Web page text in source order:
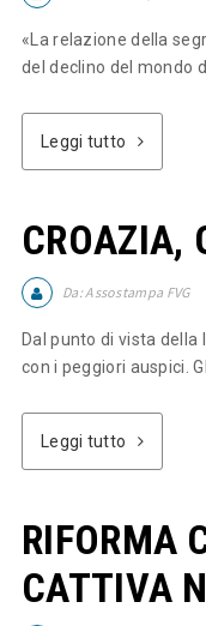
«La relazione della
del declino del mondo
Leggi tutto
CROAZIA,
Da:Assostampa FVG
Dal punto di vista
con i peggiori auspici.
Leggi tutto
RIFORMA
CATTIVA